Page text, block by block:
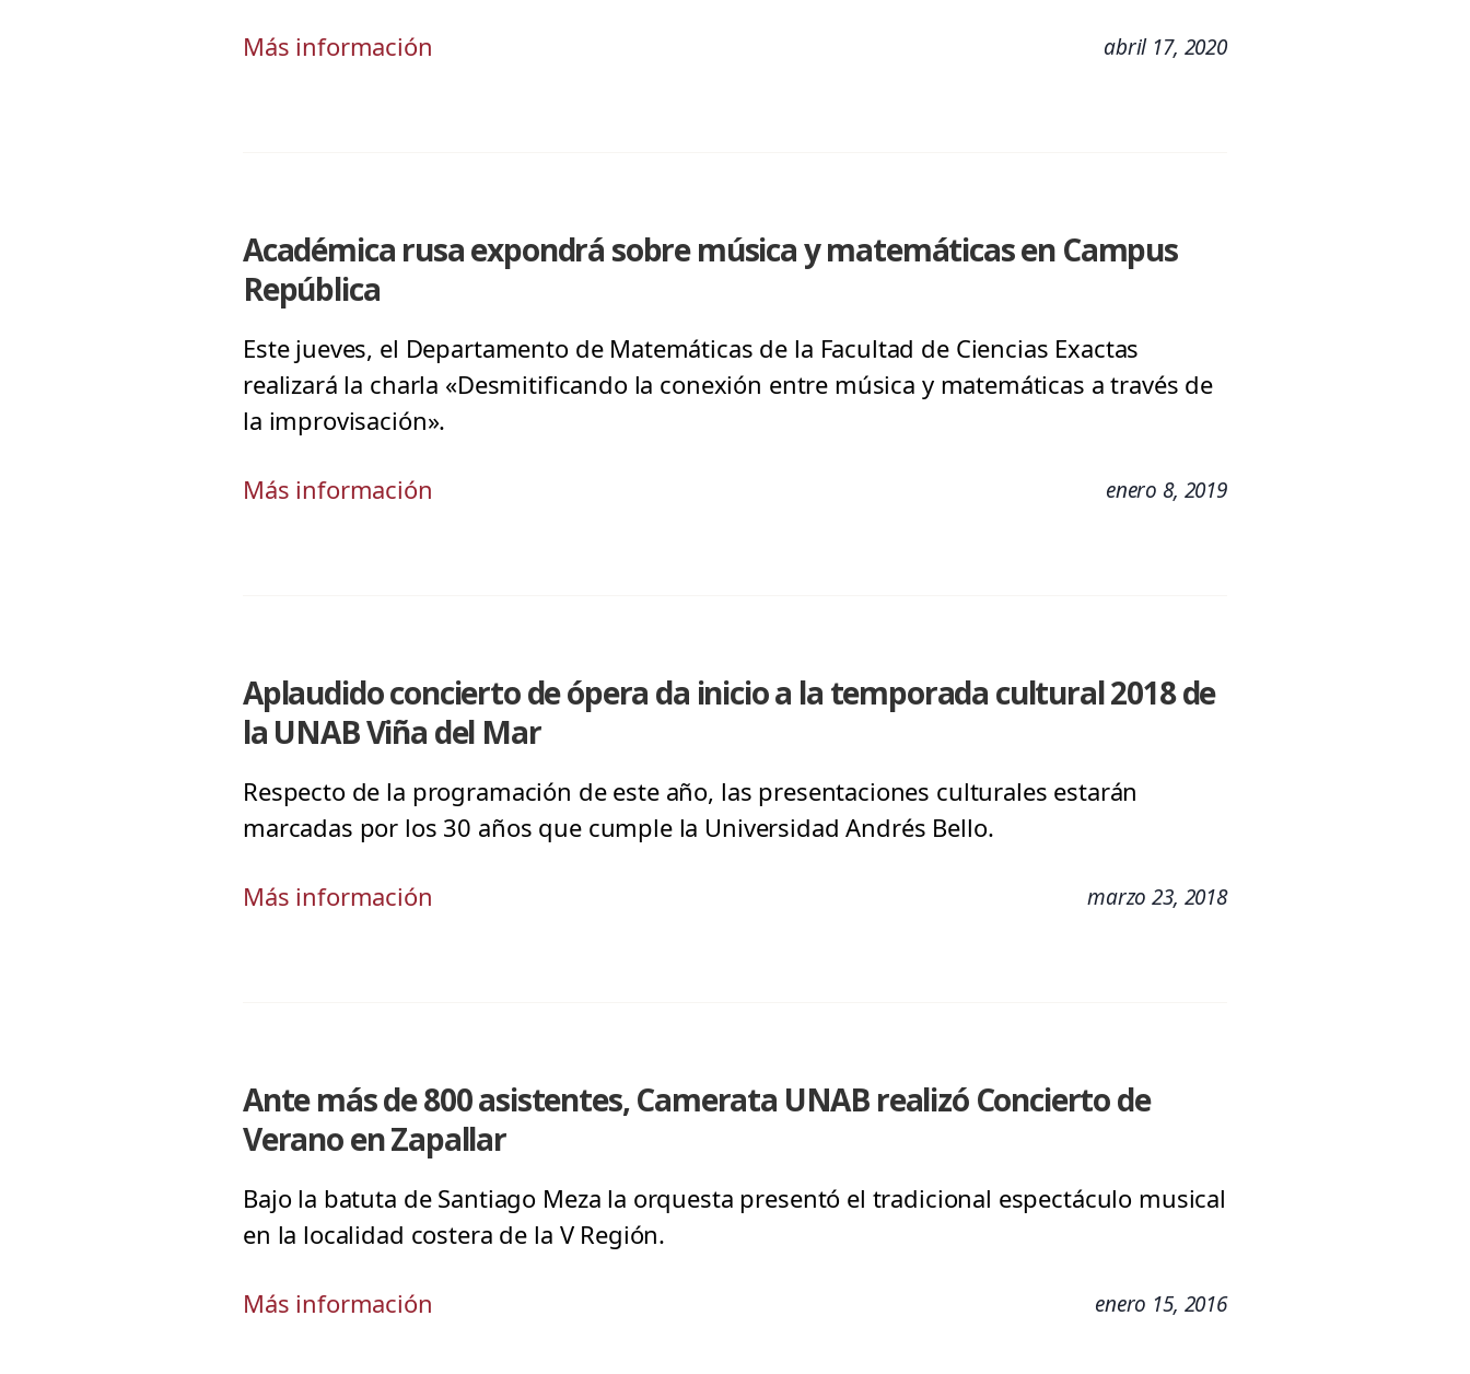
Más información abril 17, 2020
Académica rusa expondrá sobre música y matemáticas en Campus
República
Este jueves, el Departamento de Matemáticas de la Facultad de Ciencias Exactas
realizará la charla «Desmitificando la conexión entre música y matemáticas a través de
la improvisación».
Más información enero 8, 2019
Aplaudido concierto de ópera da inicio a la temporada cultural 2018 de
la UNAB Viña del Mar
Respecto de la programación de este año, las presentaciones culturales estarán
marcadas por los 30 años que cumple la Universidad Andrés Bello.
Más información marzo 23, 2018
Ante más de 800 asistentes, Camerata UNAB realizó Concierto de
Verano en Zapallar
Bajo la batuta de Santiago Meza la orquesta presentó el tradicional espectáculo musical
en la localidad costera de la V Región.
Más información enero 15, 2016